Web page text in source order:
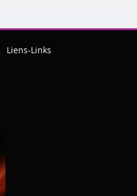
Liens-Links